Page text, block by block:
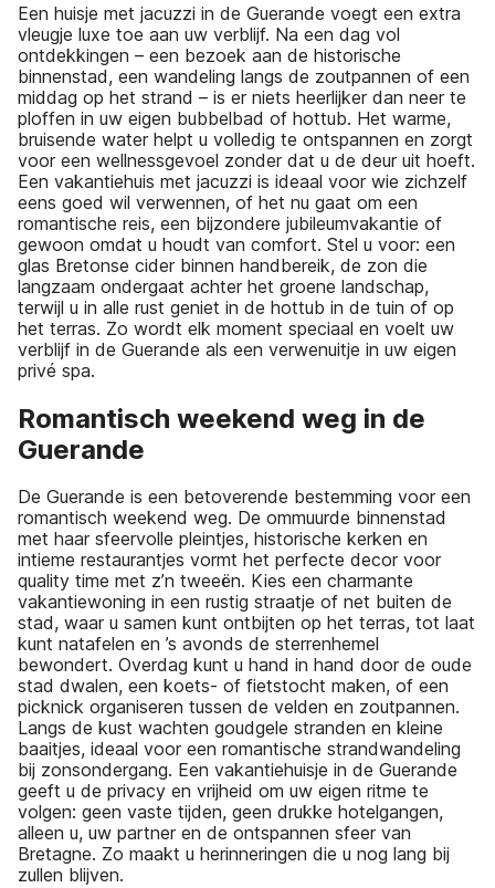
Een huisje met jacuzzi in de Guerande voegt een extra
vleugje luxe toe aan uw verblijf. Na een dag vol
ontdekkingen – een bezoek aan de historische
binnenstad, een wandeling langs de zoutpannen of een
middag op het strand – is er niets heerlijker dan neer te
ploffen in uw eigen bubbelbad of hottub. Het warme,
bruisende water helpt u volledig te ontspannen en zorgt
voor een wellnessgevoel zonder dat u de deur uit hoeft.
Een vakantiehuis met jacuzzi is ideaal voor wie zichzelf
eens goed wil verwennen, of het nu gaat om een
romantische reis, een bijzondere jubileumvakantie of
gewoon omdat u houdt van comfort. Stel u voor: een
glas Bretonse cider binnen handbereik, de zon die
langzaam ondergaat achter het groene landschap,
terwijl u in alle rust geniet in de hottub in de tuin of op
het terras. Zo wordt elk moment speciaal en voelt uw
verblijf in de Guerande als een verwenuitje in uw eigen
privé spa.
Romantisch weekend weg in de
Guerande
De Guerande is een betoverende bestemming voor een
romantisch weekend weg. De ommuurde binnenstad
met haar sfeervolle pleintjes, historische kerken en
intieme restaurantjes vormt het perfecte decor voor
quality time met z’n tweeën. Kies een charmante
vakantiewoning in een rustig straatje of net buiten de
stad, waar u samen kunt ontbijten op het terras, tot laat
kunt natafelen en ’s avonds de sterrenhemel
bewondert. Overdag kunt u hand in hand door de oude
stad dwalen, een koets- of fietstocht maken, of een
picknick organiseren tussen de velden en zoutpannen.
Langs de kust wachten goudgele stranden en kleine
baaitjes, ideaal voor een romantische strandwandeling
bij zonsondergang. Een vakantiehuisje in de Guerande
geeft u de privacy en vrijheid om uw eigen ritme te
volgen: geen vaste tijden, geen drukke hotelgangen,
alleen u, uw partner en de ontspannen sfeer van
Bretagne. Zo maakt u herinneringen die u nog lang bij
zullen blijven.